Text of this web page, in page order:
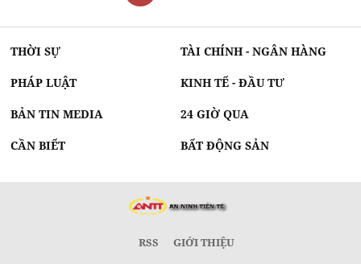
THỜI SỰ TÀI CHÍNH - NGÂN HÀNG
PHÁP LUẬT KINH TẾ - ĐẦU TƯ
BẢN TIN MEDIA 24 GIỜ QUA
CẦN BIẾT BẤT ĐỘNG SẢN
RSS GIỚI THIỆU